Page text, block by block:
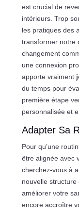
est crucial de
intérieurs. Trop
les pratiques des
transformer notre
changement
une connexion
apporte vraiment
du temps pour
première étape
personnalisée et
Adapter Sa
Pour qu’une
être alignée avec
cherchez-vous à
nouvelle
améliorer votre
encore accroître